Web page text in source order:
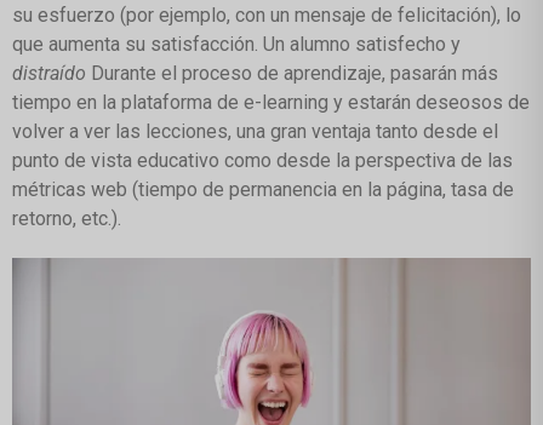
su esfuerzo (por ejemplo, con un mensaje de felicitación), lo
que aumenta su satisfacción. Un alumno satisfecho y
distraído Durante el proceso de aprendizaje, pasarán más
tiempo en la plataforma de e-learning y estarán deseosos de
volver a ver las lecciones, una gran ventaja tanto desde el
punto de vista educativo como desde la perspectiva de las
métricas web (tiempo de permanencia en la página, tasa de
retorno, etc.).